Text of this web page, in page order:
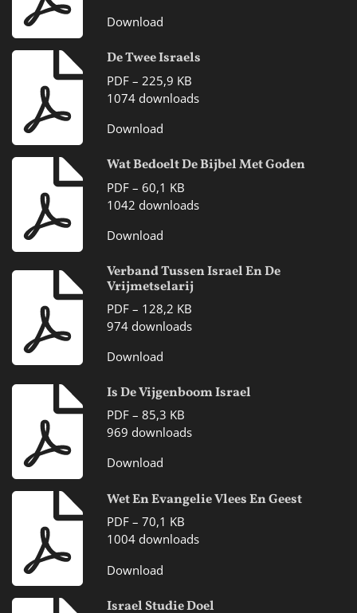
Download
De Twee Israels
PDF – 225,9 KB
1074 downloads
Download
Wat Bedoelt De Bijbel Met Goden
PDF – 60,1 KB
1042 downloads
Download
Verband Tussen Israel En De
Vrijmetselarij
PDF – 128,2 KB
974 downloads
Download
Is De Vijgenboom Israel
PDF – 85,3 KB
969 downloads
Download
Wet En Evangelie Vlees En Geest
PDF – 70,1 KB
1004 downloads
Download
Israel Studie Doel